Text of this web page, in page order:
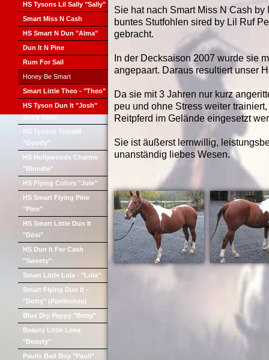
HS Tysons Lil Sally "Sally"
Smart Miss N Cash
HS Smart N Dun "Alma"
Dun It N Pine
Rum For Sail
Honey Be Smart
Smart Little Theo - "Theo"
HS Tyson Dun It "Josh"
Sorry Sold!
HS Tysons Topsail
"Goody"
HS Hollywoods Charme
"Blondie"
HS Flying Colors "Jule"
HS Smart Flying Pine
"Pine"
HS Smart Little Dun It
"Dösi"
HS Dun It For Cash
"Sweety"
Smart Little Lola - "Lola"
Smart Flying Dun It -
"Dotty" (Pünktchen)
Blue Dry Peppy "Betty"
Beauty Little Lena
"Beauty"
Paulis Bad Boy "Pauli"
Sie hat nach Smart Miss N Cash
buntes Stutfohlen sired by Lil Ruf
gebracht.
In der Decksaison 2007 wurde sie
angepaart. Daraus resultiert unser
Da sie mit 3 Jahren nur kurz
peu und ohne Stress weiter
Reitpferd im Gelände eingesetzt
Sie ist äußerst lernwillig,
unanständig liebes Wesen.